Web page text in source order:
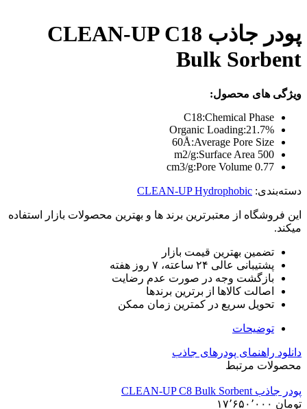
پودر جاذب CLEAN-UP C18
Bulk Sorbent
ویژگی های محصول:
C18:Chemical Phase
21.7%:
Organic Loading
60Å:Average Pore Size
500 m2/g:
Surface Area
0.77 cm3/g:
Pore Volume
دسته‌بندی: CLEAN-UP Hydrophobic
این فروشگاه از معتبرترین برند ها و بهترین محصولات بازار استفاده
میکند.
تضمین بهترین قیمت بازار
پشتیبانی عالی ۲۴ ساعته، ۷ روز هفته
بازگشت وجه در صورت عدم رضایت
اصالت کالاها از برترین برندها
تحویل سریع در کمترین زمان ممکن
توضیحات
دانلود راهنمای پودرهای جاذب
محصولات مرتبط
پودر جاذب CLEAN-UP C8 Bulk Sorbent
تومان